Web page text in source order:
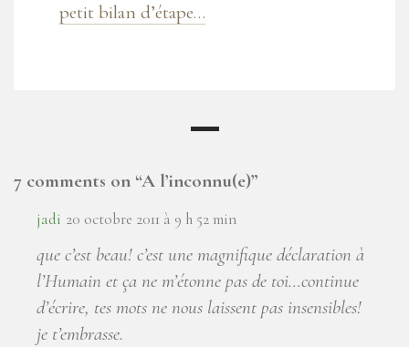
petit bilan d’étape…
7 comments on “A l’inconnu(e)”
jadi 20 octobre 2011 à 9 h 52 min
que c’est beau! c’est une magnifique déclaration à
l’Humain et ça ne m’étonne pas de toi…continue
d’écrire, tes mots ne nous laissent pas insensibles!
je t’embrasse.